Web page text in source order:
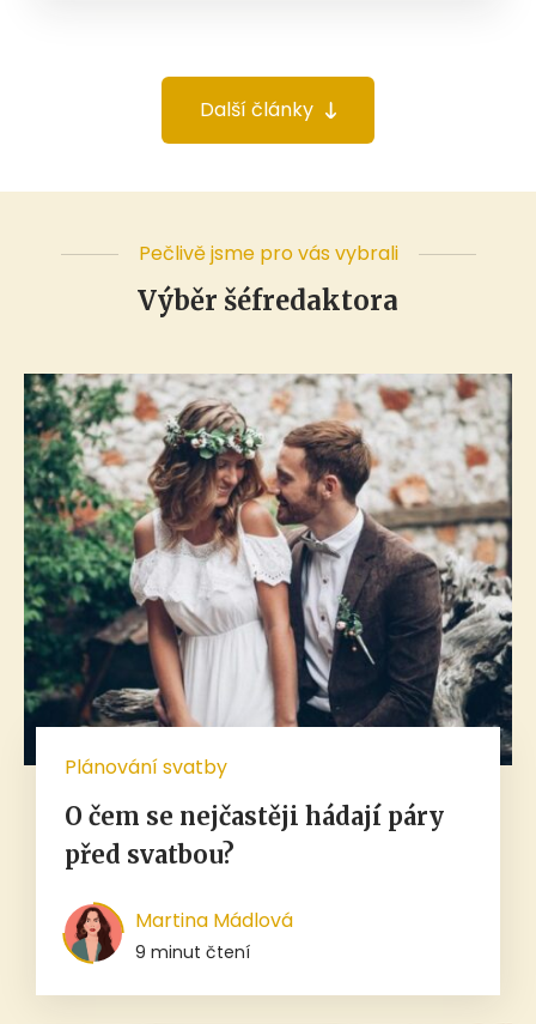
Další články
Pečlivě jsme pro vás vybrali
Výběr šéfredaktora
Plánování svatby
O čem se nejčastěji hádají páry
před svatbou?
Martina Mádlová
9 minut čtení